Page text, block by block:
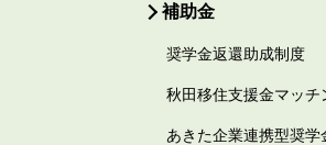
補助金
奨学金返還助成制度
秋田移住支援金マッチ
あきた企業連携型奨学